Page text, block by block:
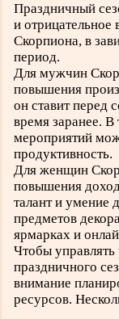
Праздничный
и отрицательное
Скорпиона, в
период.
Для мужчин
повышения
он ставит перед
время заранее.
мероприятий
продуктивность.
Для женщин
повышения
талант и умение
предметов
ярмарках и
Чтобы
праздничного
внимание
ресурсов.